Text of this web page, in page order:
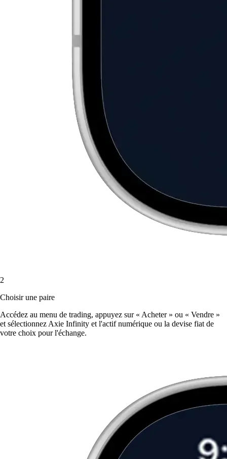
2
Choisir une paire
Accédez au menu de trading, appuyez sur « Acheter » ou « Vendre »
et sélectionnez Axie Infinity et l'actif numérique ou la devise fiat de
votre choix pour l'échange.